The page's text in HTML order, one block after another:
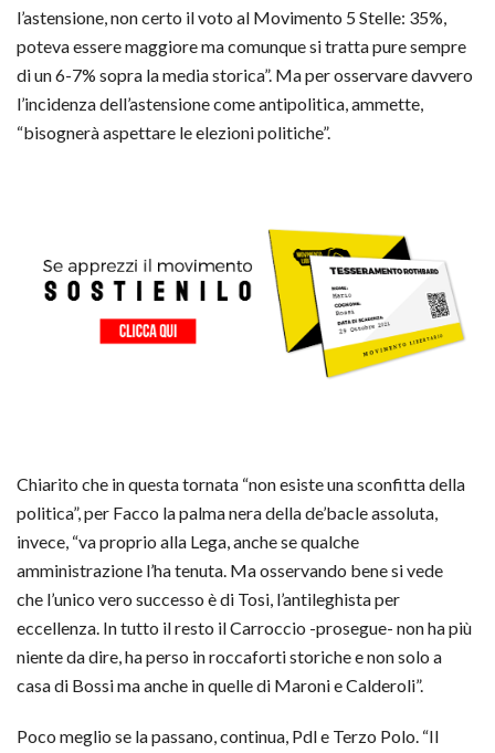
l’astensione, non certo il voto al Movimento 5 Stelle: 35%,
poteva essere maggiore ma comunque si tratta pure sempre
di un 6-7% sopra la media storica”. Ma per osservare davvero
l’incidenza dell’astensione come antipolitica, ammette,
“bisognerà aspettare le elezioni politiche”.
Chiarito che in questa tornata “non esiste una sconfitta della
politica”, per Facco la palma nera della de’bacle assoluta,
invece, “va proprio alla Lega, anche se qualche
amministrazione l’ha tenuta. Ma osservando bene si vede
che l’unico vero successo è di Tosi, l’antileghista per
eccellenza. In tutto il resto il Carroccio -prosegue- non ha più
niente da dire, ha perso in roccaforti storiche e non solo a
casa di Bossi ma anche in quelle di Maroni e Calderoli”.
Poco meglio se la passano, continua, Pdl e Terzo Polo. “Il